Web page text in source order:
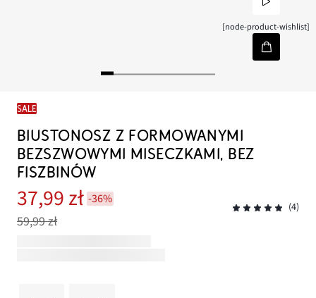
[node-product-wishlist]
SALE
BIUSTONOSZ Z FORMOWANYMI
BEZSZWOWYMI MISECZKAMI, BEZ
FISZBINÓW
37,99 zł -36%
59,99 zł
(4)